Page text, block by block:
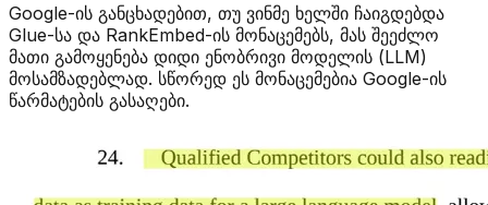
Google-ის განცხადებით, თუ ვინმე ხელში ჩაიგდებდა
Glue-სა და RankEmbed-ის მონაცემებს, მას შეეძლო
მათი გამოყენება დიდი ენობრივი მოდელის (LLM)
მოსამზადებლად. სწორედ ეს მონაცემებია Google-ის
წარმატების გასაღები.